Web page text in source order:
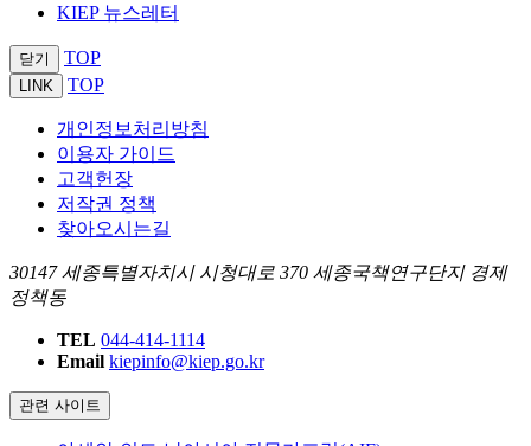
KIEP 뉴스레터
닫기 TOP
LINK TOP
개인정보처리방침
이용자 가이드
고객헌장
저작권 정책
찾아오시는길
30147 세종특별자치시 시청대로 370 세종국책연구단지 경제
정책동
TEL 044-414-1114
Email kiepinfo@kiep.go.kr
관련 사이트